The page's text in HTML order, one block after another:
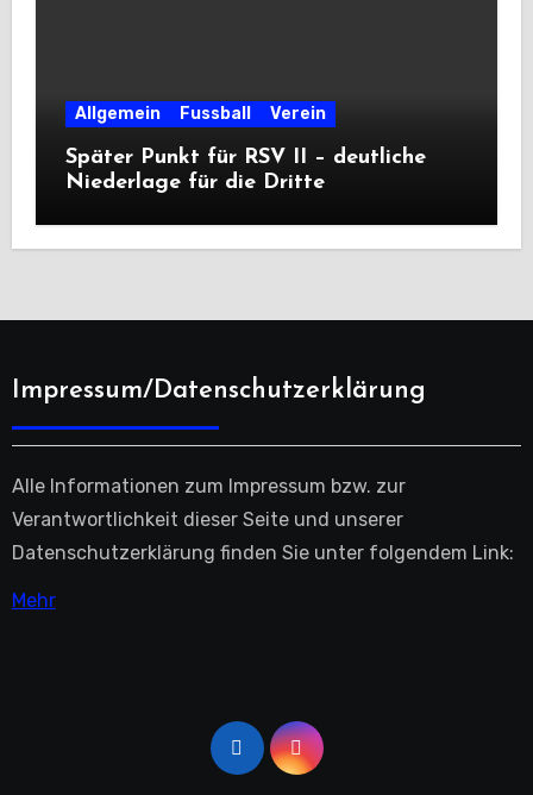
Allgemein Fussball Verein
Später Punkt für RSV II – deutliche
Niederlage für die Dritte
Impressum/Datenschutzerklärung
Alle Informationen zum Impressum bzw. zur
Verantwortlichkeit dieser Seite und unserer
Datenschutzerklärung finden Sie unter folgendem Link:
Mehr